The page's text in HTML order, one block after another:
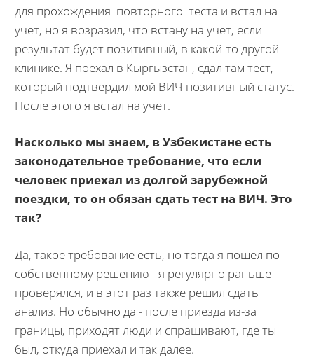
для прохождения повторного теста и встал на
учет, но я возразил, что встану на учет, если
результат будет позитивный, в какой-то другой
клинике. Я поехал в Кыргызстан, сдал там тест,
который подтвердил мой ВИЧ-позитивный статус.
После этого я встал на учет.
Насколько мы знаем, в Узбекистане есть
законодательное требование, что если
человек приехал из долгой зарубежной
поездки, то он обязан сдать тест на ВИЧ. Это
так?
Да, такое требование есть, но тогда я пошел по
собственному решению - я регулярно раньше
проверялся, и в этот раз также решил сдать
анализ. Но обычно да - после приезда из-за
границы, приходят люди и спрашивают, где ты
был, откуда приехал и так далее.